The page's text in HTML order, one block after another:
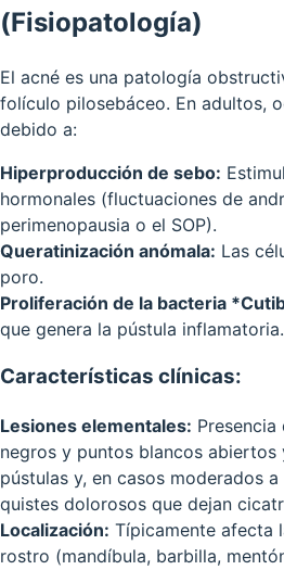
(Fisiopatología)
El acné es una patología
folículo pilosebáceo. En adultos,
debido a:
Hiperproducción de sebo:
hormonales (fluctuaciones de
perimenopausia o el SOP).
Queratinización anómala: Las
poro.
Proliferación de la bacteria
que genera la pústula inflamatoria.
Características clínicas:
Lesiones elementales: Presencia
negros y puntos blancos abiertos
pústulas y, en casos moderados
quistes dolorosos que dejan
Localización: Típicamente afecta
rostro (mandíbula, barbilla,